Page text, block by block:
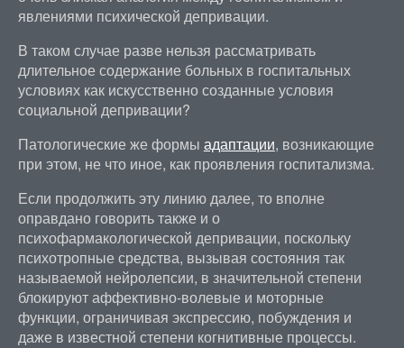
явлениями психической депривации.
В таком случае разве нельзя рассматривать
длительное содержание больных в госпитальных
условиях как искусственно созданные условия
социальной депривации?
Патологические же формы адаптации, возникающие
при этом, не что иное, как проявления госпитализма.
Если продолжить эту линию далее, то вполне
оправдано говорить также и о
психофармакологической депривации, поскольку
психотропные средства, вызывая состояния так
называемой нейролепсии, в значительной степени
блокируют аффективно-волевые и моторные
функции, ограничивая экспрессию, побуждения и
даже в известной степени когнитивные процессы.